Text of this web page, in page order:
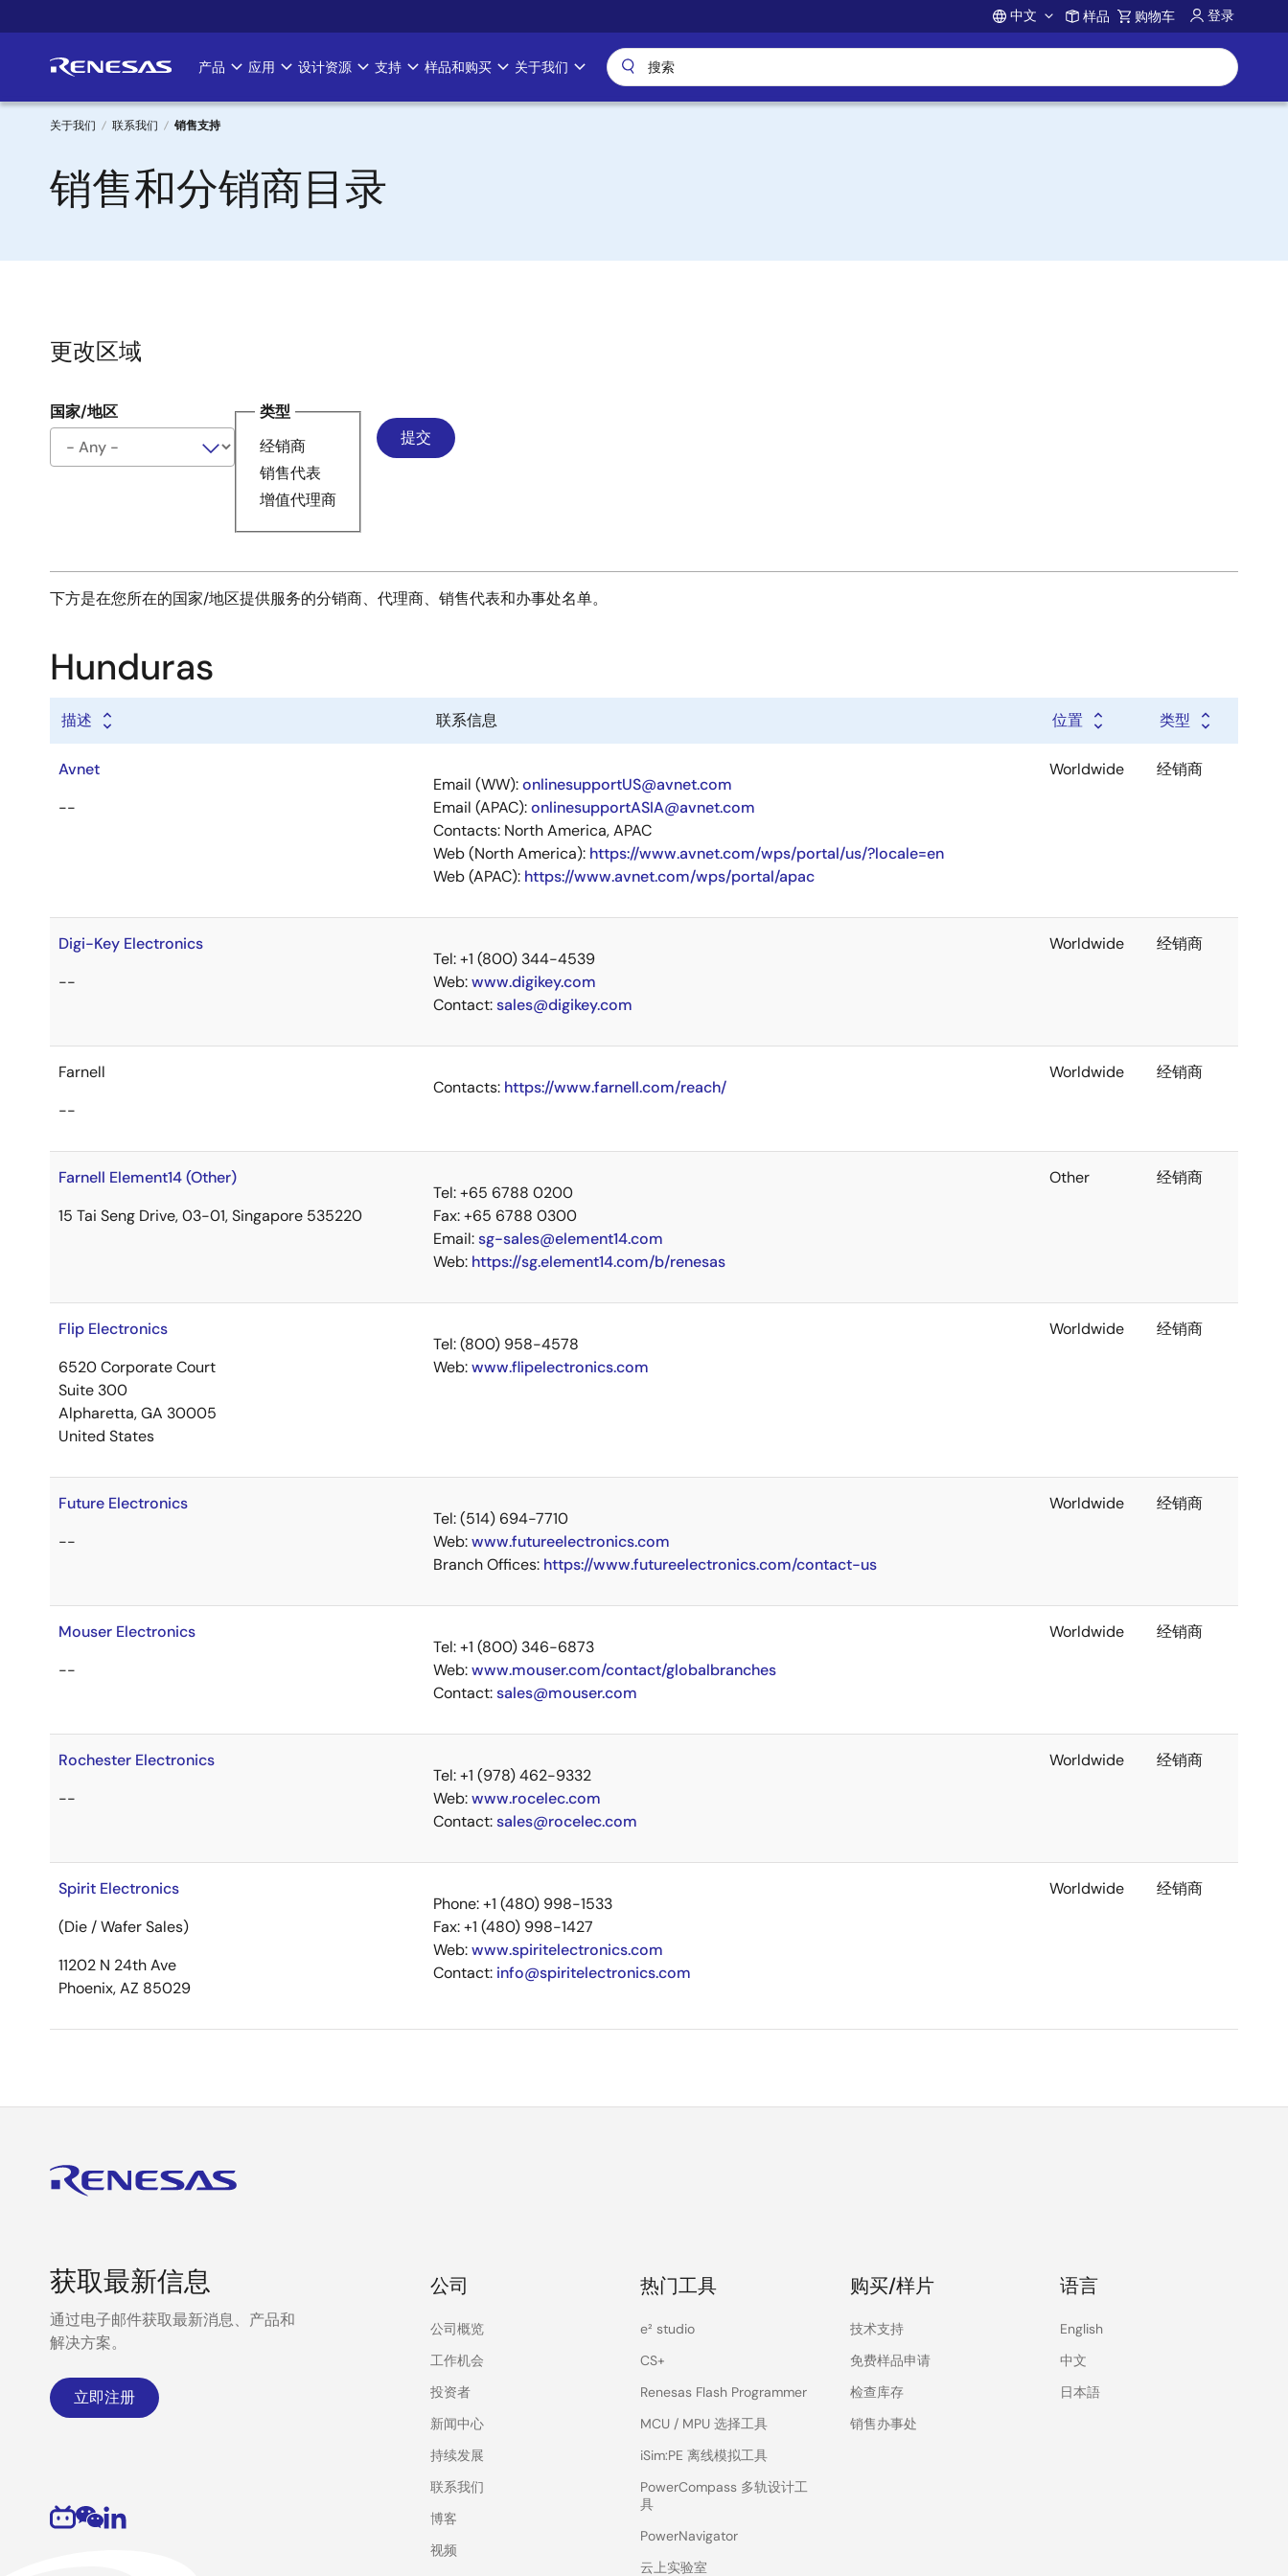
转
要
Account
中文 样品 购物车 登录
Main
navigation
产品 应用 设计资源 支持 样品和购买 关于我们
面
包
屑
关于我们 联系我们 销售支持
销售和分销商目录
更改区域
国家/地区
类型
经销商
销售代表
增值代理商
下方是在您所在的国家/地区提供服务的分销商、代理商、销售代表和办事处名单。
Hunduras
描述 联系信息 位置 类型
Avnet
--
Email (WW):onlinesupportUS@avnet.com
Email (APAC):onlinesupportASIA@avnet.com
Contacts: North America, APAC
Web (North America): https://www.avnet.com/wps/portal/us/?locale=en
Web (APAC): https://www.avnet.com/wps/portal/apac
Worldwide 经销商
Digi-Key Electronics
--
Tel: +1 (800) 344-4539
Web:www.digikey.com
Contact:sales@digikey.com
Worldwide 经销商
Farnell
--
Contacts: https://www.farnell.com/reach/
Worldwide 经销商
Farnell Element14 (Other)
15 Tai Seng Drive, 03-01, Singapore 535220
Tel: +65 6788 0200
Fax: +65 6788 0300
Email:sg-sales@element14.com
Web: https://sg.element14.com/b/renesas
Other 经销商
Flip Electronics
6520 Corporate Court
Suite 300
Alpharetta, GA 30005
United States
Tel: (800) 958-4578
Web:www.flipelectronics.com
Worldwide 经销商
Future Electronics
--
Tel: (514) 694-7710
Web:www.futureelectronics.com
Branch Offices: https://www.futureelectronics.com/contact-us
Worldwide 经销商
Mouser Electronics
--
Tel: +1 (800) 346-6873
Web:www.mouser.com/contact/globalbranches
Contact:sales@mouser.com
Worldwide 经销商
Rochester Electronics
--
Tel: +1 (978) 462-9332
Web:www.rocelec.com
Contact:sales@rocelec.com
Worldwide 经销商
Spirit Electronics
(Die / Wafer Sales)
11202 N 24th Ave
Phoenix, AZ 85029
Phone: +1 (480) 998-1533
Fax: +1 (480) 998-1427
Web:www.spiritelectronics.com
Contact: info@spiritelectronics.com
Worldwide 经销商
获取最新信息
通过电子邮件获取最新消息、产品和
解决方案。
立即注册
公司
公司概览
工作机会
投资者
新闻中心
持续发展
联系我们
博客
视频
热门工具
e² studio
CS+
Renesas Flash Programmer
MCU / MPU 选择工具
iSim:PE 离线模拟工具
PowerCompass 多轨设计工
具
PowerNavigator
云上实验室
购买/样片
技术支持
免费样品申请
检查库存
销售办事处
语言
English
中文
日本語